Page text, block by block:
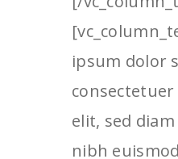
ipsum dolor
elit, sed
nibh